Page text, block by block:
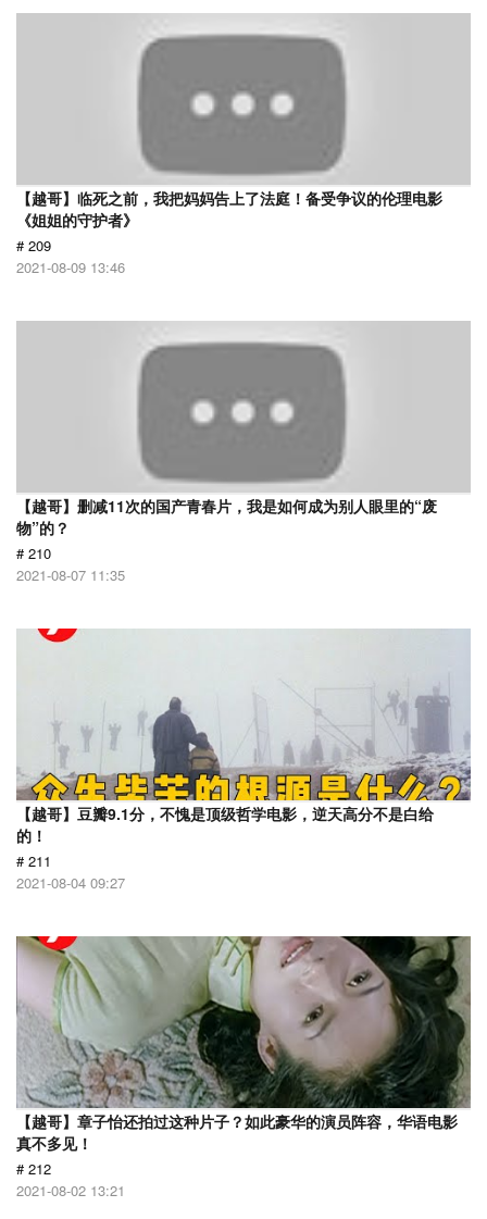
【越哥】临死之前，我把妈妈告上了法庭！备受争议的伦理电影
《姐姐的守护者》
# 209
2021-08-09 13:46
【越哥】删减11次的国产青春片，我是如何成为别人眼里的“废
物”的？
# 210
2021-08-07 11:35
【越哥】豆瓣9.1分，不愧是顶级哲学电影，逆天高分不是白给
的！
# 211
2021-08-04 09:27
【越哥】章子怡还拍过这种片子？如此豪华的演员阵容，华语电影
真不多见！
# 212
2021-08-02 13:21